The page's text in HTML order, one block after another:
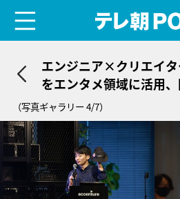
エンジニア×クリエイ
をエンタメ領域に活用
270万円の各受賞者決定！
（写真ギャラリー 4/7）